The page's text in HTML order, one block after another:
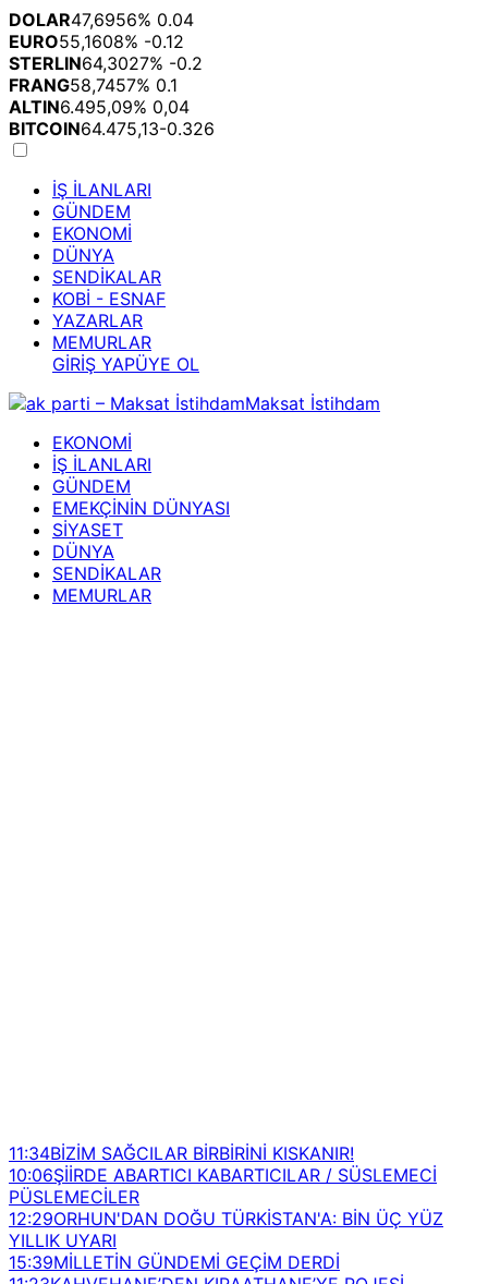
DOLAR47,6956% 0.04
EURO55,1608% -0.12
STERLIN64,3027% -0.2
FRANG58,7457% 0.1
ALTIN6.495,09% 0,04
BITCOIN64.475,13-0.326
İŞ İLANLARI
GÜNDEM
EKONOMİ
DÜNYA
SENDİKALAR
KOBİ - ESNAF
YAZARLAR
MEMURLAR
GİRİŞ YAPÜYE OL
EKONOMİ
İŞ İLANLARI
GÜNDEM
EMEKÇİNİN DÜNYASI
SİYASET
DÜNYA
SENDİKALAR
MEMURLAR
11:34BİZİM SAĞCILAR BİRBİRİNİ KISKANIR!
10:06ŞİİRDE ABARTICI KABARTICILAR / SÜSLEMECİ
PÜSLEMECİLER
12:29ORHUN'DAN DOĞU TÜRKİSTAN'A: BİN ÜÇ YÜZ
YILLIK UYARI
15:39MİLLETİN GÜNDEMİ GEÇİM DERDİ